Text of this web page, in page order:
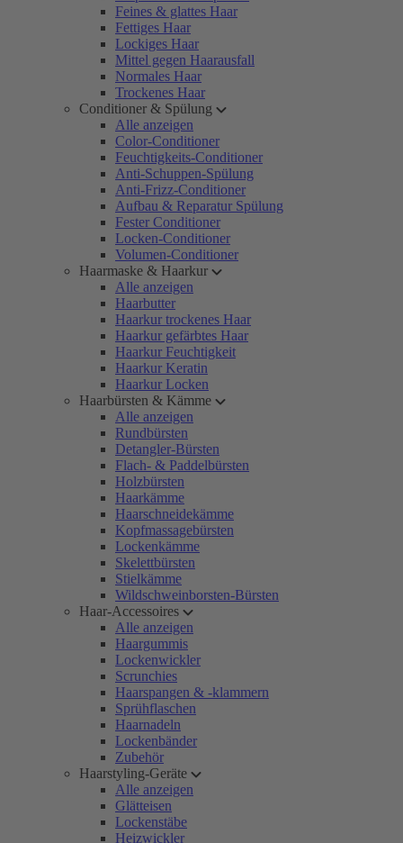
Feines & glattes Haar
Fettiges Haar
Lockiges Haar
Mittel gegen Haarausfall
Normales Haar
Trockenes Haar
Conditioner & Spülung
Alle anzeigen
Color-Conditioner
Feuchtigkeits-Conditioner
Anti-Schuppen-Spülung
Anti-Frizz-Conditioner
Aufbau & Reparatur Spülung
Fester Conditioner
Locken-Conditioner
Volumen-Conditioner
Haarmaske & Haarkur
Alle anzeigen
Haarbutter
Haarkur trockenes Haar
Haarkur gefärbtes Haar
Haarkur Feuchtigkeit
Haarkur Keratin
Haarkur Locken
Haarbürsten & Kämme
Alle anzeigen
Rundbürsten
Detangler-Bürsten
Flach- & Paddelbürsten
Holzbürsten
Haarkämme
Haarschneidekämme
Kopfmassagebürsten
Lockenkämme
Skelettbürsten
Stielkämme
Wildschweinborsten-Bürsten
Haar-Accessoires
Alle anzeigen
Haargummis
Lockenwickler
Scrunchies
Haarspangen & -klammern
Sprühflaschen
Haarnadeln
Lockenbänder
Zubehör
Haarstyling-Geräte
Alle anzeigen
Glätteisen
Lockenstäbe
Heizwickler